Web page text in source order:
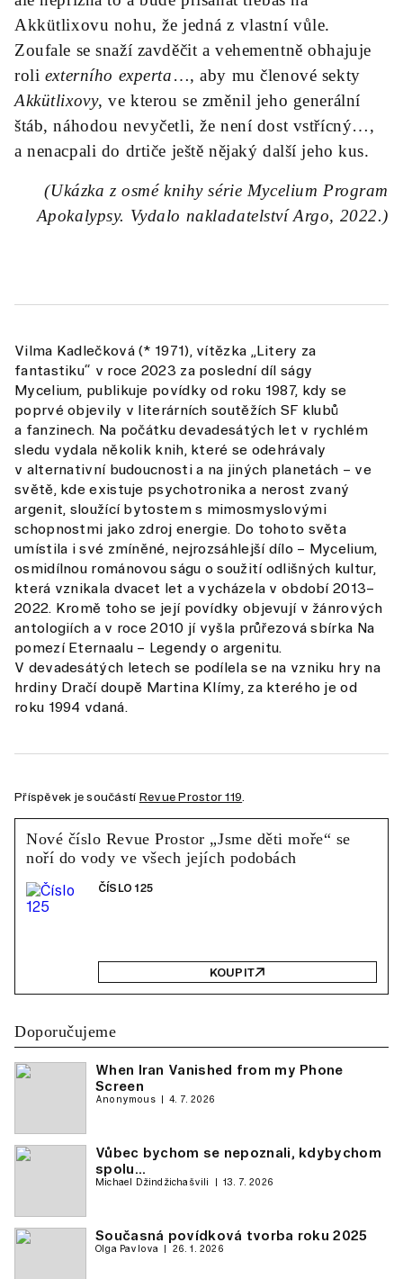
Akkütlixovu nohu, že jedná z vlastní vůle.
Zoufale se snaží zavděčit a vehementně obhajuje
roli externího experta…, aby mu členové sekty
Akkütlixovy, ve kterou se změnil jeho generální
štáb, náhodou nevyčetli, že není dost vstřícný…,
a nenacpali do drtiče ještě nějaký další jeho kus.
(Ukázka z osmé knihy série Mycelium Program
Apokalypsy. Vydalo nakladatelství Argo, 2022.)
Vilma Kadlečková (* 1971), vítězka „Litery za
fantastiku“ v roce 2023 za poslední díl ságy
Mycelium, publikuje povídky od roku 1987, kdy se
poprvé objevily v literárních soutěžích SF klubů
a fanzinech. Na počátku devadesátých let v rychlém
sledu vydala několik knih, které se odehrávaly
v alternativní budoucnosti a na jiných planetách – ve
světě, kde existuje psychotronika a nerost zvaný
argenit, sloužící bytostem s mimosmyslovými
schopnostmi jako zdroj energie. Do tohoto světa
umístila i své zmíněné, nejrozsáhlejší dílo – Mycelium,
osmidílnou románovou ságu o soužití odlišných kultur,
která vznikala dvacet let a vycházela v období 2013–
2022. Kromě toho se její povídky objevují v žánrových
antologiích a v roce 2010 jí vyšla průřezová sbírka Na
pomezí Eternaalu – Legendy o argenitu.
V devadesátých letech se podílela se na vzniku hry na
hrdiny Dračí doupě Martina Klímy, za kterého je od
roku 1994 vdaná.
Příspěvek je součástí Revue Prostor 119
Nové číslo Revue Prostor „Jsme děti moře“ se
noří do vody ve všech jejích podobách
ČÍSLO 125
KOUPIT
Doporučujeme
When Iran Vanished from my Phone
Screen
Anonymous 4. 7. 2026
Vůbec bychom se nepoznali, kdybychom
spolu…
Michael Džindžichašvili 13. 7. 2026
Současná povídková tvorba roku 2025
Olga Pavlova 26. 1. 2026